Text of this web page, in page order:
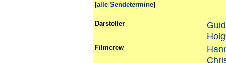
[alle Sendetermine]
Darsteller
Filmcrew